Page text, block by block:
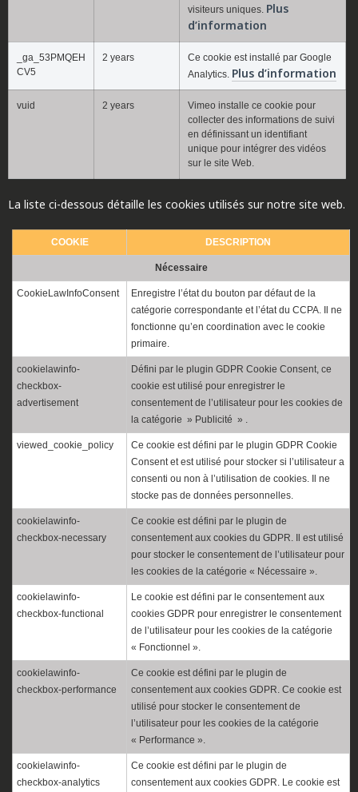
visiteurs uniques. Plus
d’information
_ga_53PMQEH
CV5
2 years
Ce cookie est installé par Google
Analytics. Plus d’information
vuid 2 years
Vimeo installe ce cookie pour
collecter des informations de suivi
en définissant un identifiant
unique pour intégrer des vidéos
sur le site Web.
La liste ci-dessous détaille les cookies utilisés sur notre site web.
COOKIE DESCRIPTION
Nécessaire
CookieLawInfoConsent
Enregistre l’état du bouton par défaut de la
catégorie correspondante et l’état du CCPA. Il ne
fonctionne qu’en coordination avec le cookie
primaire.
cookielawinfo-
checkbox-
advertisement
Défini par le plugin GDPR Cookie Consent, ce
cookie est utilisé pour enregistrer le
consentement de l’utilisateur pour les cookies de
la catégorie » Publicité » .
viewed_cookie_policy
Ce cookie est défini par le plugin GDPR Cookie
Consent et est utilisé pour stocker si l’utilisateur a
consenti ou non à l’utilisation de cookies. Il ne
stocke pas de données personnelles.
cookielawinfo-
checkbox-necessary
Ce cookie est défini par le plugin de
consentement aux cookies du GDPR. Il est utilisé
pour stocker le consentement de l’utilisateur pour
les cookies de la catégorie « Nécessaire ».
cookielawinfo-
checkbox-functional
Le cookie est défini par le consentement aux
cookies GDPR pour enregistrer le consentement
de l’utilisateur pour les cookies de la catégorie
« Fonctionnel ».
cookielawinfo-
checkbox-performance
Ce cookie est défini par le plugin de
consentement aux cookies GDPR. Ce cookie est
utilisé pour stocker le consentement de
l’utilisateur pour les cookies de la catégorie
« Performance ».
cookielawinfo-
checkbox-analytics
Ce cookie est défini par le plugin de
consentement aux cookies GDPR. Le cookie est